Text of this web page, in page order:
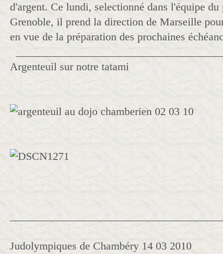
d'argent. Ce lundi, selectionné dans l'équipe du
Grenoble, il prend la direction de Marseille
en vue de la préparation des prochaines
Argenteuil sur notre tatami
Judolympiques de Chambéry 14 03 2010